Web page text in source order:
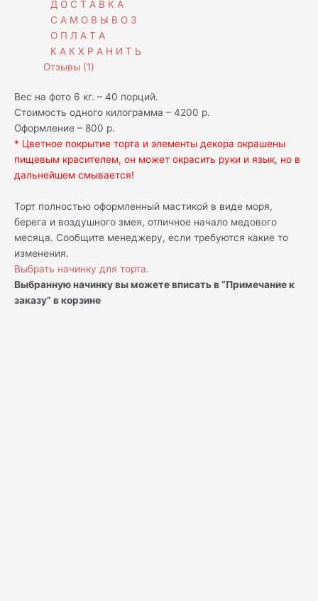
Д О С Т А В К А
С А М О В Ы В О З
О П Л А Т А
К А К Х Р А Н И Т Ь
Отзывы (1)
Вес на фото 6 кг. – 40 порций.
Стоимость одного килограмма – 4200 р.
Оформление – 800 р.
* Цветное покрытие торта и элементы декора окрашены
пищевым красителем, он может окрасить руки и язык, но в
дальнейшем смывается!
Торт полностью оформленный мастикой в виде моря,
берега и воздушного змея, отличное начало медового
месяца. Сообщите менеджеру, если требуются какие то
изменения.
Выбрать начинку для торта.
Выбранную начинку вы можете вписать в “Примечание к
заказу” в корзине